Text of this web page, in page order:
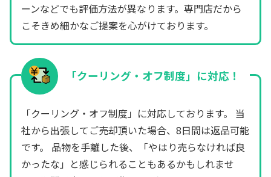
ーンなどでも評価方法が異なります。専門店だから
こそきめ細かなご提案を心がけております。
「クーリング・オフ制度」に対応！
「クーリング・オフ制度」に対応しております。 当
社から出張してご売却頂いた場合、8日間は返品可能
です。 品物を手離した後、「やはり売らなければ良
かったな」と感じられることもあるかもしれませ